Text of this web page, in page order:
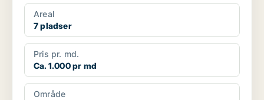
Areal
7 pladser
Pris pr. md.
Ca. 1.000 pr md
Område